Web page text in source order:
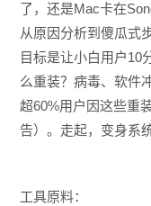
了，还是Mac卡在
从原因分析到傻瓜式
目标是让小白用户10
么重装？病毒、软件
超60%用户因这些重
告）。走起，变身系
工具原料：